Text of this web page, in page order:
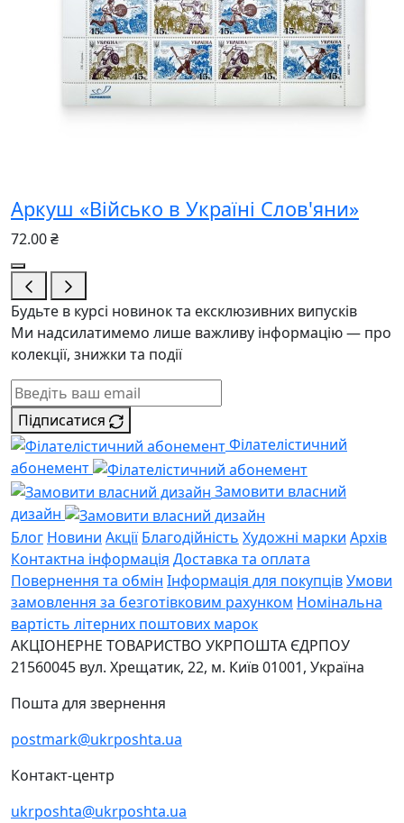
Аркуш «Військо в Україні Слов'яни»
72.00 ₴
Будьте в курсі новинок та ексклюзивних випусків
Ми надсилатимемо лише важливу інформацію — про
колекції, знижки та події
Підписатися
Філателістичний
абонемент
Замовити власний
дизайн
Блог Новини Акції Благодійність Художні марки Архів
Контактна інформація Доставка та оплата
Повернення та обмін Інформація для покупцівУмови
замовлення за безготівковим рахунком Номінальна
вартість літерних поштових марок
АКЦІОНЕРНЕ ТОВАРИСТВО УКРПОШТА ЄДРПОУ
21560045 вул. Хрещатик, 22, м. Київ01001, Україна
Пошта для звернення
postmark@ukrposhta.ua
Контакт-центр
ukrposhta@ukrposhta.ua